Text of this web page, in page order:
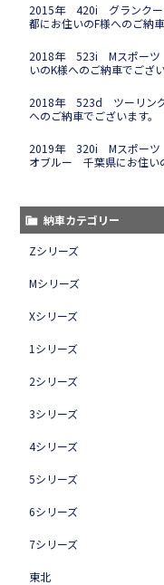
2015年 420i グランク
都にお住いのF様へのご納
2018年 523i Mスポーツ
いのK様へのご納車でござい
2018年 523d ツーリン
へのご納車でございます。
2019年 320i Mスポーツ
オブルー 千葉県にお住い
納車カテゴリー
Zシリーズ
Mシリーズ
Xシリーズ
1シリーズ
2シリーズ
3シリーズ
4シリーズ
5シリーズ
6シリーズ
7シリーズ
東北